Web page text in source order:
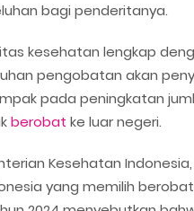
bagi penderitanya.
kesehatan lengkap
pengobatan akan
pada peningkatan
berobat ke luar negeri.
Kesehatan
yang memilih